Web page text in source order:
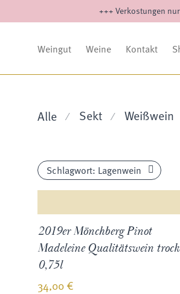
+++ Verkostungen
Weingut Weine Kontakt
Alle ⁄ Sekt ⁄ Weißwein
Schlagwort: Lagenwein
2019er Mönchberg Pinot
Madeleine Qualitätswein
0,75l
34,00€